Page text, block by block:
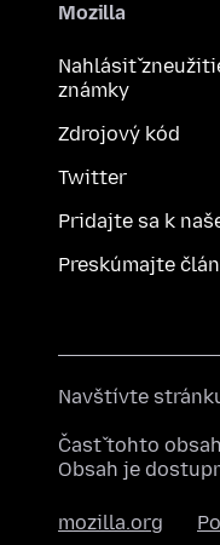
Mozilla
Nahlásiť
známky
Zdrojový kód
Twitter
Pridajte sa k
Preskúmajte
Navštívte
Časť tohto
Obsah je
mozilla.org